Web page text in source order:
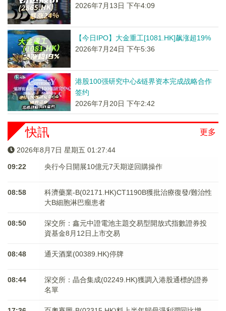
2026年7月13日 下午4:09
【今日IPO】大金重工[1081.HK]飙涨超19%
2026年7月24日 下午5:36
港股100强研究中心&链界资本完成战略合作
签约
2026年7月20日 下午2:42
更多
快訊
2026年8月7日 星期五 01:27:44
09:22 央行今日開展10億元7天期逆回購操作
08:58
科濟藥業-B(02171.HK)CT1190B獲批治療復發/難治性
大B細胞淋巴瘤患者
08:50
深交所：鑫元中證電池主題交易型開放式指數證券投
資基金8月12日上市交易
08:48 通天酒業(00389.HK)停牌
08:44
深交所：晶合集成(02249.HK)獲調入港股通標的證券
名單